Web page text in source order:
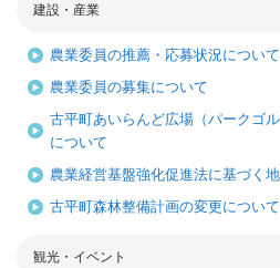
建設・産業
農業委員の推薦・応募状況について
農業委員の募集について
古平町あいらんど広場（パークゴ
について
農業経営基盤強化促進法に基づく
古平町森林整備計画の変更について
観光・イベント